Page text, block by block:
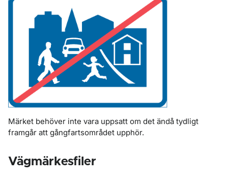
Märket behöver inte vara uppsatt om det ändå tydligt
framgår att gångfartsområdet upphör.
Vägmärkesfiler